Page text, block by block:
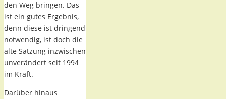
den Weg bringen. Das
ist ein gutes Ergebnis,
denn diese ist dringend
notwendig, ist doch die
alte Satzung inzwischen
unverändert seit 1994
im Kraft.
Darüber hinaus